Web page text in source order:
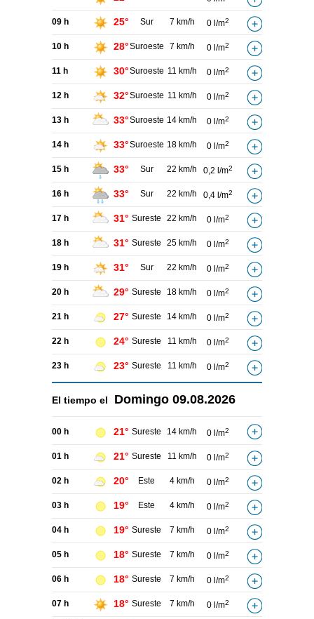
09 h 25° Sur 7 km/h 0 l/m2
10 h 28°Suroeste 7 km/h 0 l/m2
11 h 30°Suroeste 11 km/h 0 l/m2
12 h 32°Suroeste 11 km/h 0 l/m2
13 h 33°Suroeste 14 km/h 0 l/m2
14 h 33°Suroeste 18 km/h 0 l/m2
15 h 33° Sur 22 km/h 0,2 l/m2
16 h 33° Sur 22 km/h 0,4 l/m2
17 h 31° Sureste 22 km/h 0 l/m2
18 h 31° Sureste 25 km/h 0 l/m2
19 h 31° Sur 22 km/h 0 l/m2
20 h 29° Sureste 18 km/h 0 l/m2
21 h 27° Sureste 14 km/h 0 l/m2
22 h 24° Sureste 11 km/h 0 l/m2
23 h 23° Sureste 11 km/h 0 l/m2
El tiempo el Domingo 09.08.2026
00 h 21° Sureste 14 km/h 0 l/m2
01 h 21° Sureste 11 km/h 0 l/m2
02 h 20° Este 4 km/h 0 l/m2
03 h 19° Este 4 km/h 0 l/m2
04 h 19° Sureste 7 km/h 0 l/m2
05 h 18° Sureste 7 km/h 0 l/m2
06 h 18° Sureste 7 km/h 0 l/m2
07 h 18° Sureste 7 km/h 0 l/m2